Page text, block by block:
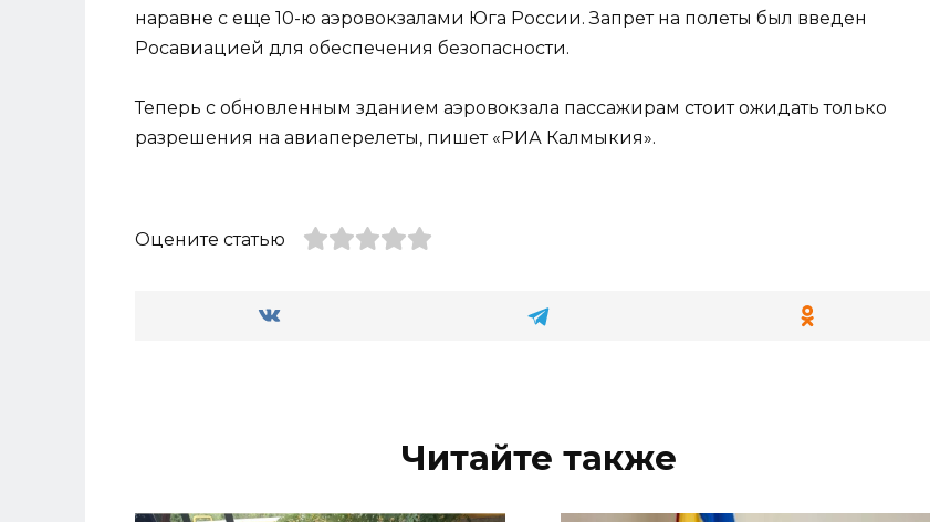
наравне с еще 10-ю аэровокзалами Юга России. Запрет на полеты был введен
Росавиацией для обеспечения безопасности.
Теперь с обновленным зданием аэровокзала пассажирам стоит ожидать только
разрешения на авиаперелеты, пишет «РИА Калмыкия».
Оцените статью
Читайте также